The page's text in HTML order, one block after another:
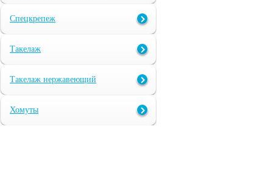
Спецкрепеж
Такелаж
Такелаж нержавеющий
Хомуты